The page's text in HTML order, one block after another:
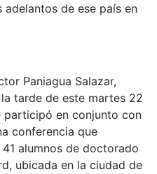
de ese país en
Paniagua Salazar,
tarde de este martes 22
participó en conjunto con
conferencia que
alumnos de doctorado
ubicada en la ciudad de